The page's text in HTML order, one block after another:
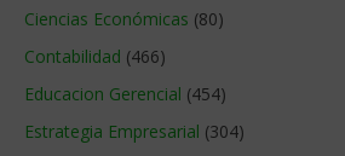
Ciencias Económicas (80)
Contabilidad (466)
Educacion Gerencial (454)
Estrategia Empresarial (304)